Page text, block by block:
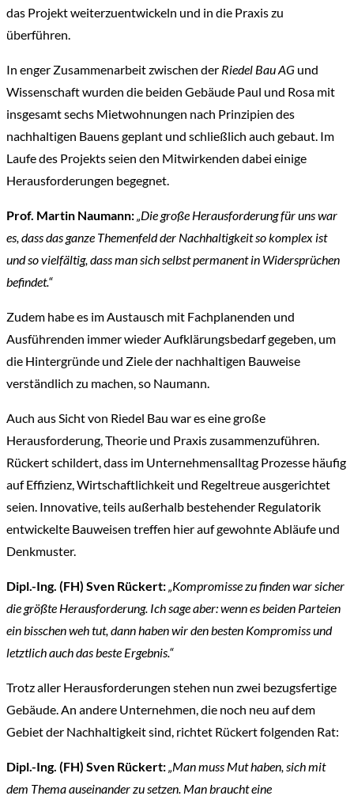
das Projekt weiterzuentwickeln und in die Praxis zu
überführen.
In enger Zusammenarbeit zwischen der Riedel Bau AG und
Wissenschaft wurden die beiden Gebäude Paul und Rosa mit
insgesamt sechs Mietwohnungen nach Prinzipien des
nachhaltigen Bauens geplant und schließlich auch gebaut. Im
Laufe des Projekts seien den Mitwirkenden dabei einige
Herausforderungen begegnet.
Prof. Martin Naumann:„Die große Herausforderung für uns war
es, dass das ganze Themenfeld der Nachhaltigkeit so komplex ist
und so vielfältig, dass man sich selbst permanent in Widersprüchen
befindet.“
Zudem habe es im Austausch mit Fachplanenden und
Ausführenden immer wieder Aufklärungsbedarf gegeben, um
die Hintergründe und Ziele der nachhaltigen Bauweise
verständlich zu machen, so Naumann.
Auch aus Sicht von Riedel Bau war es eine große
Herausforderung, Theorie und Praxis zusammenzuführen.
Rückert schildert, dass im Unternehmensalltag Prozesse häufig
auf Effizienz, Wirtschaftlichkeit und Regeltreue ausgerichtet
seien. Innovative, teils außerhalb bestehender Regulatorik
entwickelte Bauweisen treffen hier auf gewohnte Abläufe und
Denkmuster.
Dipl.-Ing. (FH) Sven Rückert:„Kompromisse zu finden war sicher
die größte Herausforderung. Ich sage aber: wenn es beiden Parteien
ein bisschen weh tut, dann haben wir den besten Kompromiss und
letztlich auch das beste Ergebnis.“
Trotz aller Herausforderungen stehen nun zwei bezugsfertige
Gebäude. An andere Unternehmen, die noch neu auf dem
Gebiet der Nachhaltigkeit sind, richtet Rückert folgenden Rat:
Dipl.-Ing. (FH) Sven Rückert:„Man muss Mut haben, sich mit
dem Thema auseinander zu setzen. Man braucht eine